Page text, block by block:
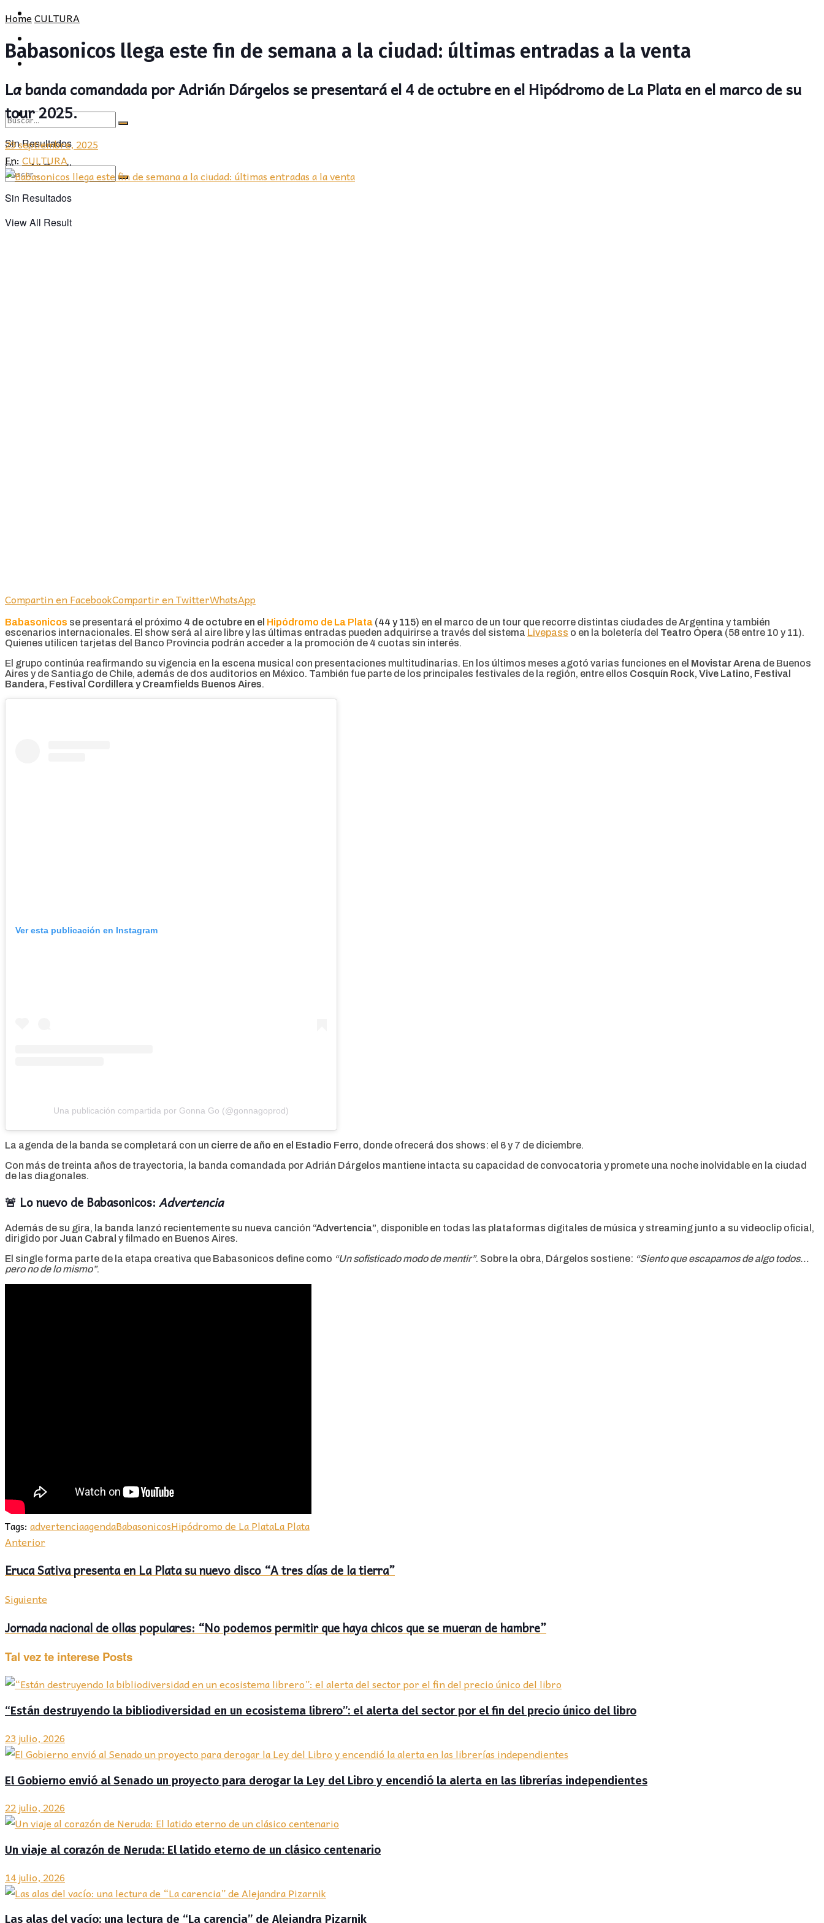
CULTURA
OPINIÓN
Sin Resultados
View All Result
PROVINCIA
CULTURA
OPINIÓN
Sin Resultados
View All Result
HomeCULTURA
Babasonicos llega este fin de semana a la ciudad: últimas entradas a la venta
La banda comandada por Adrián Dárgelos se presentará el 4 de octubre en el Hipódromo de La Plata en el marco de su
tour 2025.
29 septiembre, 2025
En: CULTURA
Compartin en FacebookCompartir en TwitterWhatsApp
Babasonicos se presentará el próximo 4 de octubre en el Hipódromo de La Plata (44 y 115) en el marco de un tour que recorre distintas ciudades de Argentina y también
escenarios internacionales. El show será al aire libre y las últimas entradas pueden adquirirse a través del sistema Livepass o en la boletería del Teatro Ópera (58 entre 10 y 11).
Quienes utilicen tarjetas del Banco Provincia podrán acceder a la promoción de 4 cuotas sin interés.
El grupo continúa reafirmando su vigencia en la escena musical con presentaciones multitudinarias. En los últimos meses agotó varias funciones en el Movistar Arena de Buenos
Aires y de Santiago de Chile, además de dos auditorios en México. También fue parte de los principales festivales de la región, entre ellos Cosquín Rock, Vive Latino, Festival
Bandera, Festival Cordillera y Creamfields Buenos Aires.
Ver esta publicación en Instagram
Una publicación compartida por Gonna Go (@gonnagoprod)
La agenda de la banda se completará con un cierre de año en el Estadio Ferro, donde ofrecerá dos shows: el 6 y 7 de diciembre.
Con más de treinta años de trayectoria, la banda comandada por Adrián Dárgelos mantiene intacta su capacidad de convocatoria y promete una noche inolvidable en la ciudad
de las diagonales.
🚨 Lo nuevo de Babasonicos: Advertencia
Además de su gira, la banda lanzó recientemente su nueva canción “Advertencia”, disponible en todas las plataformas digitales de música y streaming junto a su videoclip oficial,
dirigido por Juan Cabral y filmado en Buenos Aires.
El single forma parte de la etapa creativa que Babasonicos define como “Un sofisticado modo de mentir”. Sobre la obra, Dárgelos sostiene: “Siento que escapamos de algo todos…
pero no de lo mismo”.
Tags: advertenciaagendaBabasonicosHipódromo de La PlataLa Plata
Anterior
Eruca Sativa presenta en La Plata su nuevo disco “A tres días de la tierra”
Siguiente
Jornada nacional de ollas populares: “No podemos permitir que haya chicos que se mueran de hambre”
Tal vez te interese Posts
“Están destruyendo la bibliodiversidad en un ecosistema librero”: el alerta del sector por el fin del precio único del libro
23 julio, 2026
El Gobierno envió al Senado un proyecto para derogar la Ley del Libro y encendió la alerta en las librerías independientes
22 julio, 2026
Un viaje al corazón de Neruda: El latido eterno de un clásico centenario
14 julio, 2026
Las alas del vacío: una lectura de “La carencia” de Alejandra Pizarnik